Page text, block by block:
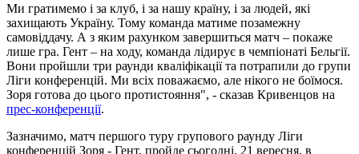
Ми гратимемо і за клуб, і за нашу країну, і за людей, які
захищають Україну. Тому команда матиме позамежну
самовіддачу. А з яким рахунком завершиться матч – покаже
лише гра. Гент – на ходу, команда лідирує в чемпіонаті Бельгії.
Вони пройшли три раунди кваліфікації та потрапили до групи
Ліги конференцій. Ми всіх поважаємо, але нікого не боїмося.
Зоря готова до цього протистояння", - сказав Кривенцов на
прес-конференції.
Зазначимо, матч першого туру групового раунду Ліги
конференцій Зоря - Гент, пройде сьогодні, 21 вересня, в